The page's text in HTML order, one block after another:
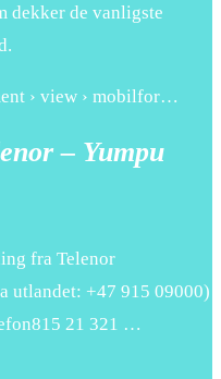
dekker de vanligste
› view › mobilfor…
– Yumpu
fra Telenor
utlandet: +47 915 09000)
21 321 …